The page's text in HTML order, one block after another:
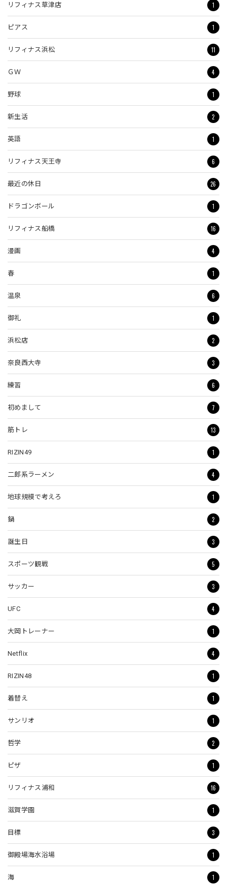
リフィナス草津店 1
ピアス 1
リフィナス浜松 11
ＧＷ 4
野球 1
新生活 2
英語 1
リフィナス天王寺 6
最近の休日 26
ドラゴンボール 1
リフィナス船橋 16
漫画 4
春 1
温泉 6
御礼 1
浜松店 2
奈良西大寺 3
練習 6
初めまして 7
筋トレ 13
RIZIN49 1
二郎系ラーメン 4
地球規模で考えろ 1
鍋 2
誕生日 3
スポーツ観戦 5
サッカー 3
UFC 4
大岡トレーナー 1
Netflix 4
RIZIN48 1
着替え 1
サンリオ 1
哲学 2
ピザ 1
リフィナス浦和 16
滋賀学園 1
目標 3
御殿場海水浴場 1
海 1